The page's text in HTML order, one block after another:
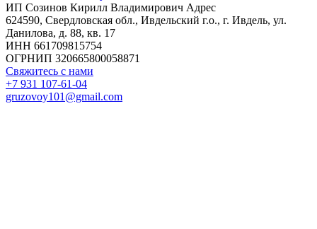
ИП Созинов Кирилл Владимирович Адрес
624590, Свердловская обл., Ивдельский г.о., г. Ивдель, ул.
Данилова, д. 88, кв. 17
ИНН 661709815754
ОГРНИП 320665800058871
Свяжитесь с нами
+7 931 107-61-04
gruzovoy101@gmail.com